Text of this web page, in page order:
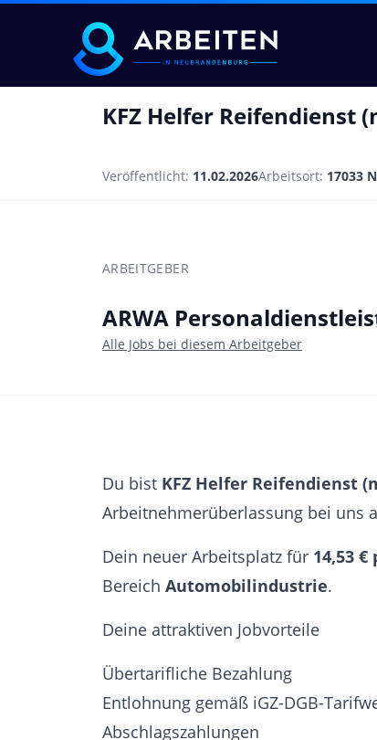
KFZ Helfer Reifendienst
Veröffentlicht: 11.02.2026Arbeitsort: 17033
ARBEITGEBER
ARWA
Alle Jobs bei diesem Arbeitgeber
Du bist KFZ Helfer Reifendienst
Arbeitnehmerüberlassung bei uns
Dein neuer Arbeitsplatz für 14,53 €
Bereich Automobilindustrie.
Deine attraktiven Jobvorteile
Übertarifliche Bezahlung
Entlohnung gemäß iGZ-DGB-
Abschlagszahlungen